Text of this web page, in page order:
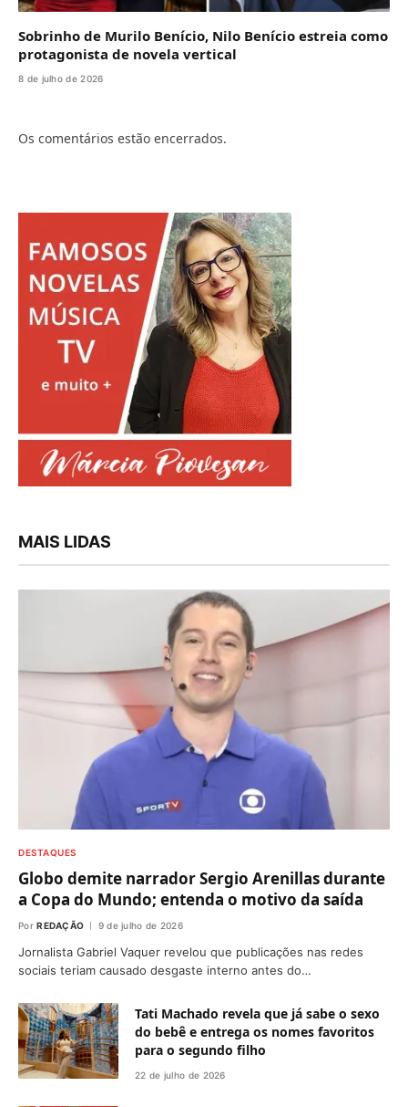
Sobrinho de Murilo Benício, Nilo Benício estreia como
protagonista de novela vertical
8 de julho de 2026
Os comentários estão encerrados.
MAIS LIDAS
DESTAQUES
Globo demite narrador Sergio Arenillas durante
a Copa do Mundo; entenda o motivo da saída
Por REDAÇÃO 9 de julho de 2026
Jornalista Gabriel Vaquer revelou que publicações nas redes
sociais teriam causado desgaste interno antes do…
Tati Machado revela que já sabe o sexo
do bebê e entrega os nomes favoritos
para o segundo filho
22 de julho de 2026